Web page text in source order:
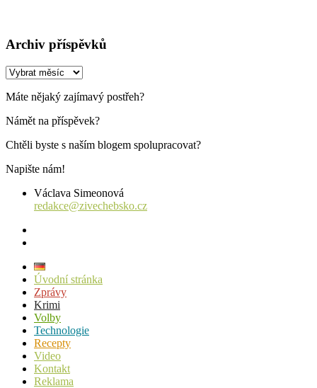
Archiv příspěvků
Archiv
Máte nějaký zajímavý postřeh?
Námět na příspěvek?
Chtěli byste s naším blogem spolupracovat?
Napište nám!
Václava Simeonová
redakce@zivechebsko.cz
Úvodní stránka
Zprávy
Krimi
Volby
Technologie
Recepty
Video
Kontakt
Reklama